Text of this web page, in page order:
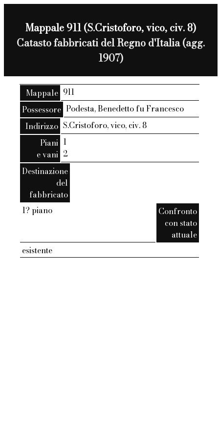
Mappale 911 (S.Cristoforo, vico, civ. 8)
Catasto fabbricati del Regno d'Italia (agg.
1907)
Mappale 911
Possessore Podesta, Benedetto fu Francesco
Indirizzo S.Cristoforo, vico, civ. 8
Piani
e vani
1
2
Destinazione
del
fabbricato
1? piano
Confronto
con stato
attuale
esistente